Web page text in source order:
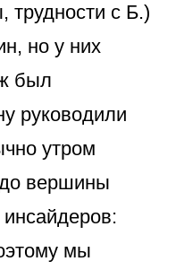
трудности с Б.)
но у них
был
руководили
утром
до вершины
мы